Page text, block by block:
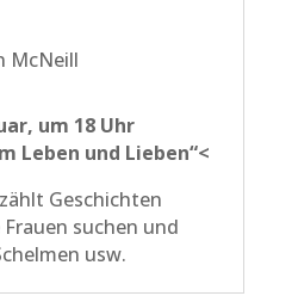
McNeill
um 18 Uhr
Leben und Lieben“<
Geschichten
suchen und
usw.